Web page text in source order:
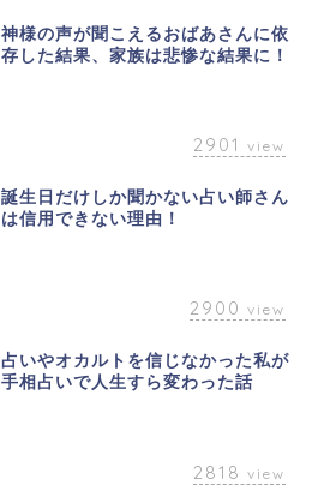
神様の声が聞こえるおばあさんに依
存した結果、家族は悲惨な結果に！
2901 view
誕生日だけしか聞かない占い師さん
は信用できない理由！
2900 view
占いやオカルトを信じなかった私が
手相占いで人生すら変わった話
2818 view